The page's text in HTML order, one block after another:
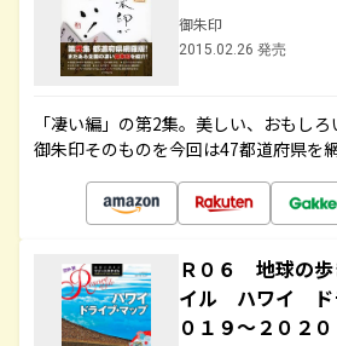
御朱印
2015.02.26 発売
「凄い編」の第2集。美しい、おもし
御朱印そのものを今回は47都道府県を
Ｒ０６ 地球の
イル ハワイ ド
０１９～２０２０